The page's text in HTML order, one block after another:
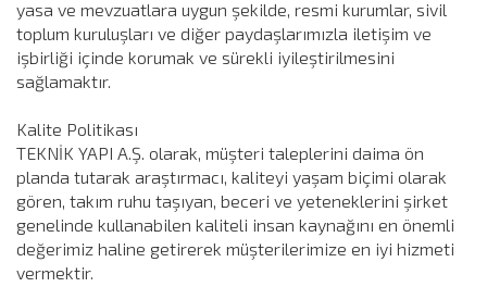
yasa ve mevzuatlara uygun şekilde, resmi kurumlar, sivil
toplum kuruluşları ve diğer paydaşlarımızla iletişim ve
işbirliği içinde korumak ve sürekli iyileştirilmesini
sağlamaktır.
Kalite Politikası
TEKNİK YAPI A.Ş. olarak, müşteri taleplerini daima ön
planda tutarak araştırmacı, kaliteyi yaşam biçimi olarak
gören, takım ruhu taşıyan, beceri ve yeteneklerini şirket
genelinde kullanabilen kaliteli insan kaynağını en önemli
değerimiz haline getirerek müşterilerimize en iyi hizmeti
vermektir.